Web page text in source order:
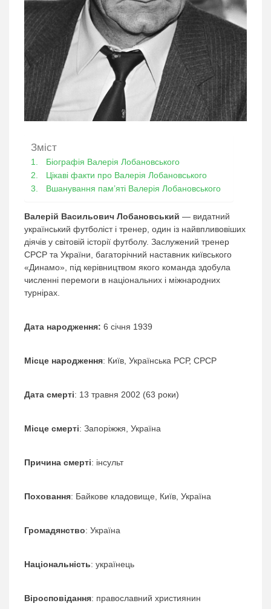
Зміст
Біографія Валерія Лобановського
Цікаві факти про Валерія Лобановського
Вшанування пам’яті Валерія Лобановського
Валерій Васильович Лобановський — видатний
український футболіст і тренер, один із найвпливовіших
діячів у світовій історії футболу. Заслужений тренер
СРСР та України, багаторічний наставник київського
«Динамо», під керівництвом якого команда здобула
численні перемоги в національних і міжнародних
турнірах.
Дата народження: 6 січня 1939
Місце народження: Київ, Українська РСР, СРСР
Дата смерті: 13 травня 2002 (63 роки)
Місце смерті: Запоріжжя, Україна
Причина смерті: інсульт
Поховання: Байкове кладовище, Київ, Україна
Громадянство: Україна
Національність: українець
Віросповідання: православний християнин